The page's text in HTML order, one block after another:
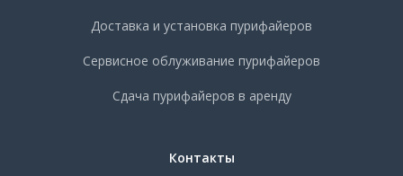
Доставка и установка пурифайеров
Сервисное облуживание пурифайеров
Сдача пурифайеров в аренду
Контакты